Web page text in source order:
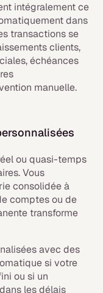
intégralement ce
dans
transactions se
clients,
échéances
manuelle.
ou quasi-temps
Vous
consolidée à
comptes ou de
transforme
avec des
si votre
ou si un
les délais